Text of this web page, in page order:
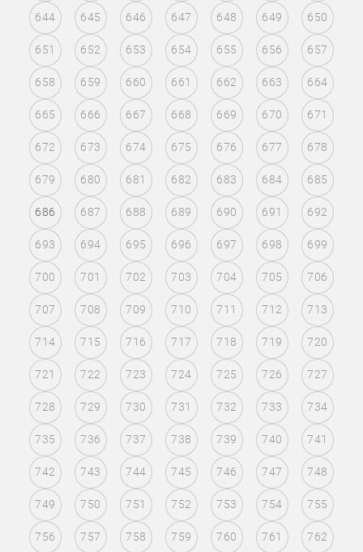
644 645 646 647 648 649 650
651 652 653 654 655 656 657
658 659 660 661 662 663 664
665 666 667 668 669 670 671
672 673 674 675 676 677 678
679 680 681 682 683 684 685
686 687 688 689 690 691 692
693 694 695 696 697 698 699
700 701 702 703 704 705 706
707 708 709 710 711 712 713
714 715 716 717 718 719 720
721 722 723 724 725 726 727
728 729 730 731 732 733 734
735 736 737 738 739 740 741
742 743 744 745 746 747 748
749 750 751 752 753 754 755
756 757 758 759 760 761 762